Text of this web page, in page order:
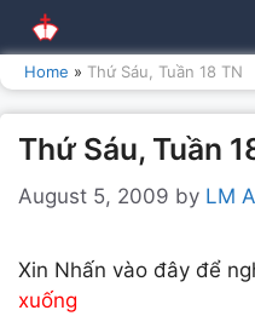
to
content
Home » Thứ Sáu, Tuần 18 TN
Thứ Sáu, Tuần
August 5, 2009 by LM
Xin Nhấn vào đây để
xuống